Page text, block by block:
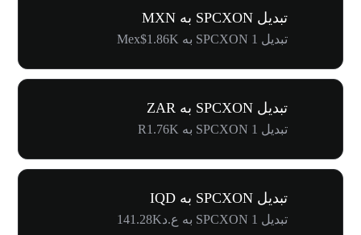
تبدیل SPCXON به MXN
تبدیل 1 SPCXON به Mex$1.86K
تبدیل SPCXON به ZAR
تبدیل 1 SPCXON به R1.76K
تبدیل SPCXON به IQD
تبدیل 1 SPCXON به ع.د141.28K